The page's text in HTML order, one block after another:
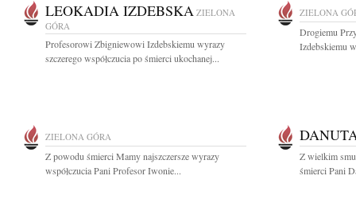
LEOKADIA IZDEBSKA ZIELONA
GÓRA
Profesorowi Zbigniewowi Izdebskiemu wyrazy
szczerego współczucia po śmierci ukochanej...
ZIELONA
Drogiemu
Izdebskiemu
ZIELONA GÓRA
Z powodu śmierci Mamy najszczersze wyrazy
współczucia Pani Profesor Iwonie...
Z wielkim
śmierci Pani